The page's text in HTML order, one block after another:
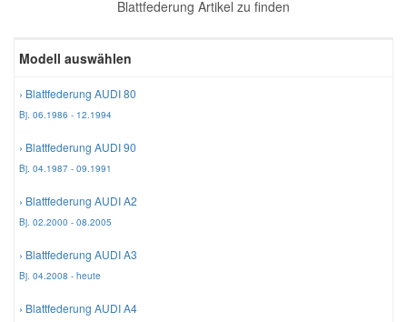
Blattfederung Artikel zu finden
Modell auswählen
› Blattfederung AUDI 80
Bj. 06.1986 - 12.1994
› Blattfederung AUDI 90
Bj. 04.1987 - 09.1991
› Blattfederung AUDI A2
Bj. 02.2000 - 08.2005
› Blattfederung AUDI A3
Bj. 04.2008 - heute
› Blattfederung AUDI A4
Zündanlage und Glühanlage